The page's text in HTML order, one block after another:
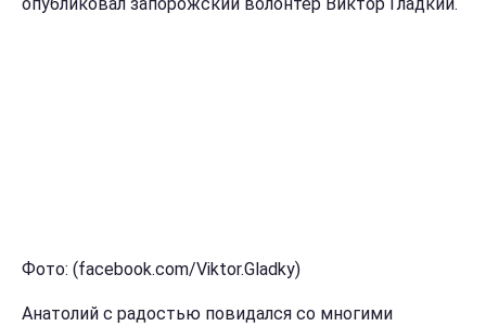
опубликовал запорожский волонтер Виктор Гладкий.
Фото: (facebook.com/Viktor.Gladky)
Анатолий с радостью повидался со многими